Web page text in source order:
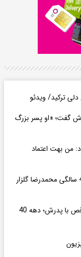
ترکید/ ویدئو
گفت؛ «او پسر بزرگ
من بهت اعتماد
نگاهی به سورپرایز جشن تولد شاهانه 47 سالگی محمدرضا گلزار
سفر در زمان؛ محمدعلی فردین در حال رقص با پدرش؛ دهه 40